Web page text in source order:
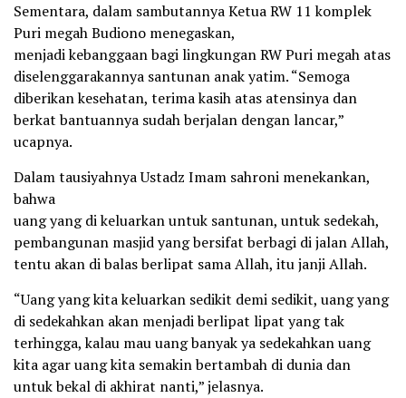
Sementara, dalam sambutannya Ketua RW 11 komplek
Puri megah Budiono menegaskan,
menjadi kebanggaan bagi lingkungan RW Puri megah atas
diselenggarakannya santunan anak yatim. “Semoga
diberikan kesehatan, terima kasih atas atensinya dan
berkat bantuannya sudah berjalan dengan lancar,”
ucapnya.
Dalam tausiyahnya Ustadz Imam sahroni menekankan,
bahwa
uang yang di keluarkan untuk santunan, untuk sedekah,
pembangunan masjid yang bersifat berbagi di jalan Allah,
tentu akan di balas berlipat sama Allah, itu janji Allah.
“Uang yang kita keluarkan sedikit demi sedikit, uang yang
di sedekahkan akan menjadi berlipat lipat yang tak
terhingga, kalau mau uang banyak ya sedekahkan uang
kita agar uang kita semakin bertambah di dunia dan
untuk bekal di akhirat nanti,” jelasnya.